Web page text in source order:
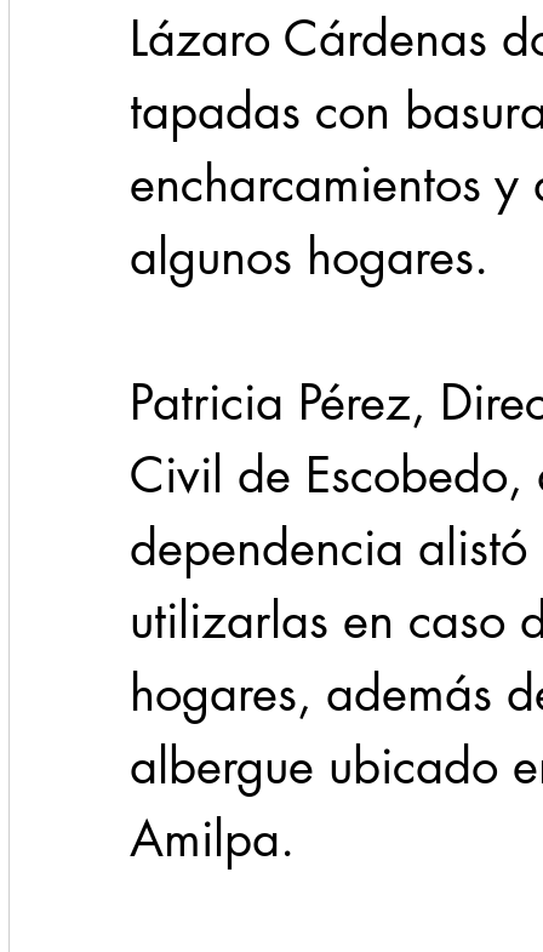
Lázaro Cárdenas
tapadas con
encharcamientos
algunos hogares.
Patricia Pérez,
Civil de
dependencia
utilizarlas en caso
hogares, además
albergue ubicado
Amilpa.